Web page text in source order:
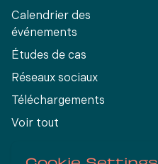
Calendrier des
événements
Études de cas
Réseaux sociaux
Téléchargements
Voir tout